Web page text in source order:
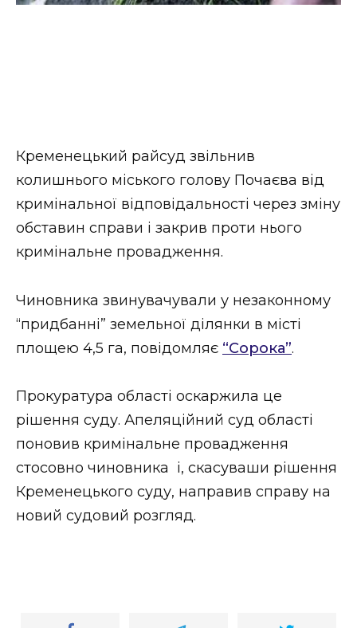
ФОТО
ВІДЕО
Кременецький райсуд звільнив
колишнього міського голову Почаєва від
кримінальної відповідальності через зміну
обставин справи і закрив проти нього
кримінальне провадження.
Чиновника звинувачували у незаконному
“придбанні” земельної ділянки в місті
площею 4,5 га, повідомляє “Сорока”.
Прокуратура області оскаржила це
рішення суду. Апеляційний суд області
поновив кримінальне провадження
стосовно чиновника і, скасуваши рішення
Кременецького суду, направив справу на
новий судовий розгляд.